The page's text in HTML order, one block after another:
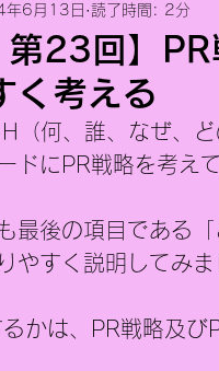
第23回】
く考える
6月13日 読了時間: 2分
（何、誰、なぜ、
ドにPR戦略を考え
最後の項目である
やすく説明してみま
かは、PR戦略及び